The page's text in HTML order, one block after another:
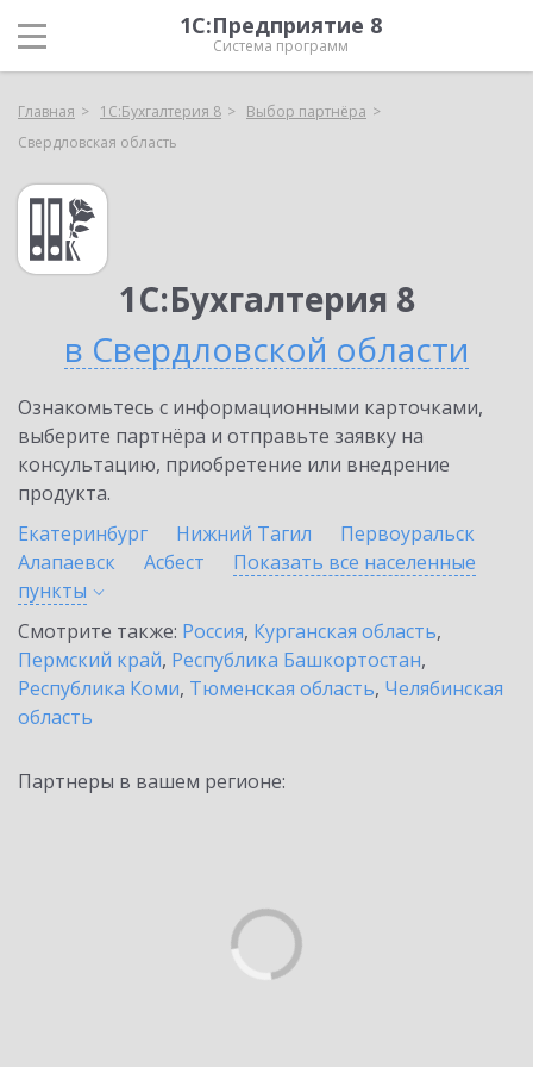
1С:Предприятие 8
Система программ
Главная 1С:Бухгалтерия 8
Выбор партнёра
Свердловская область
1С:Бухгалтерия 8
в Свердловской области
Ознакомьтесь с информационными карточками,
выберите партнёра и отправьте заявку на
консультацию, приобретение или внедрение
продукта.
Екатеринбург
Нижний Тагил
Первоуральск
Алапаевск
Асбест
Показать все населенные
пункты
Смотрите также: Россия, Курганская область,
Пермский край, Республика Башкортостан,
Республика Коми, Тюменская область, Челябинская
область
Партнеры в вашем регионе: